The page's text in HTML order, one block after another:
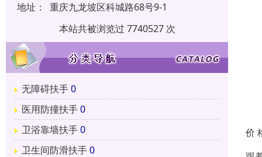
地址：
重庆九龙坡区科城路68号9-1
本站共被浏览过 7740527 次
无障碍扶手0
医用防撞扶手0
卫浴靠墙扶手0
卫生间防滑扶手0
价